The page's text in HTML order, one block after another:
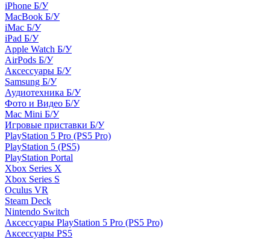
iPhone Б/У
MacBook Б/У
iMac Б/У
iPad Б/У
Apple Watch Б/У
AirPods Б/У
Аксессуары Б/У
Samsung Б/У
Аудиотехника Б/У
Фото и Видео Б/У
Mac Mini Б/У
Игровые приставки Б/У
PlayStation 5 Pro (PS5 Pro)
PlayStation 5 (PS5)
PlayStation Portal
Xbox Series X
Xbox Series S
Oculus VR
Steam Deck
Nintendo Switch
Аксессуары PlayStation 5 Pro (PS5 Pro)
Аксессуары PS5